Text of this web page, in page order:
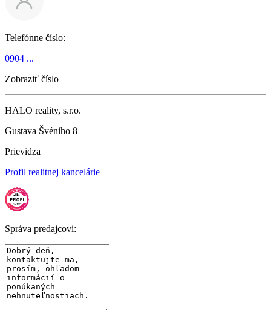
Telefónne číslo:
0904 ...
Zobraziť číslo
HALO reality, s.r.o.
Gustava Švéniho 8
Prievidza
Profil realitnej kancelárie
Správa predajcovi: